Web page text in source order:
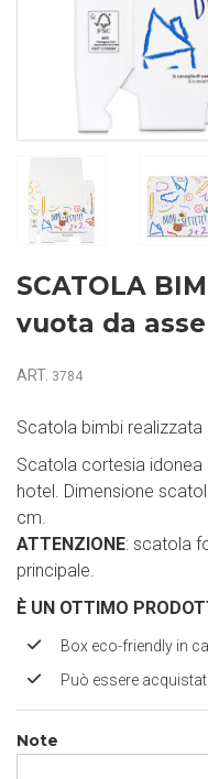
SCATOLA
vuota da
ART. 3784
Scatola bimbi
Scatola cortesia idonea
hotel. Dimensione
cm.
ATTENZIONE: scatola
principale.
È UN OTTIMO
Box eco-friendly in
Può essere
Note